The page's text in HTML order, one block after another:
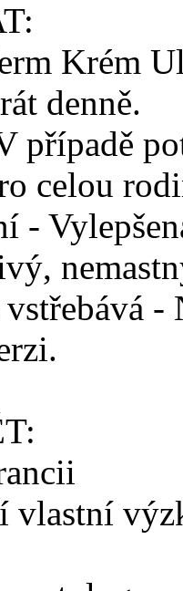
Krém
denně.
případě
celou
-
vlastní